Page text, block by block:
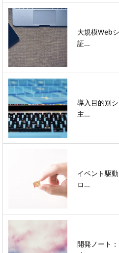
大規模Web
証...
導入目的別
主...
イベント駆
ロ...
開発ノート